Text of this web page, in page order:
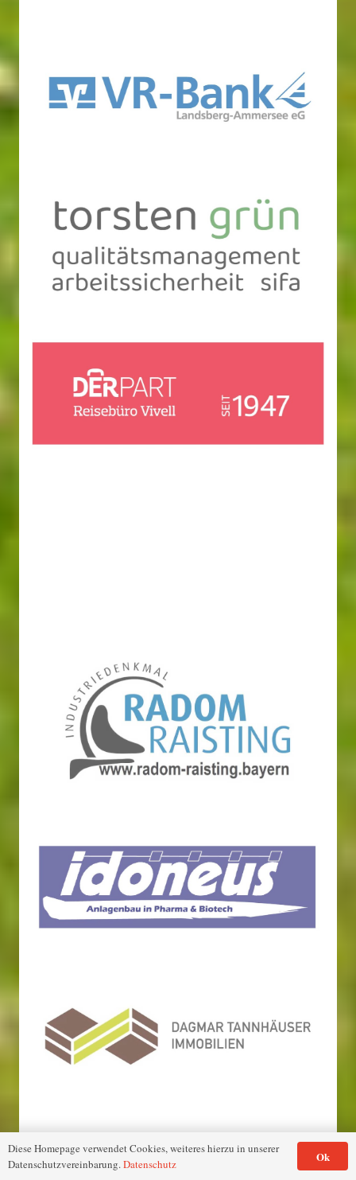
Diese Homepage verwendet Cookies, weiteres hierzu in unserer
Datenschutzvereinbarung.Datenschutz
Ok